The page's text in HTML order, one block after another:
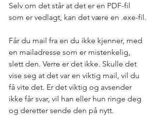
Selv om det står at det er en PDF-fil
som er vedlagt, kan det være en .exe-fil.
Får du mail fra en du ikke kjenner, med
en mailadresse som er mistenkelig,
slett den. Verre er det ikke. Skulle det
vise seg at det var en viktig mail, vil du
få vite det. Er det viktig og avsender
ikke får svar, vil han eller hun ringe deg
og deretter sende den på nytt.